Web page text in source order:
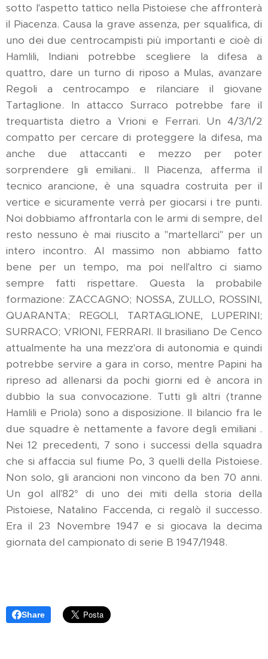
sotto l'aspetto tattico nella Pistoiese che affronterà
il Piacenza. Causa la grave assenza, per squalifica, di
uno dei due centrocampisti più importanti e cioè di
Hamlili, Indiani potrebbe scegliere la difesa a
quattro, dare un turno di riposo a Mulas, avanzare
Regoli a centrocampo e rilanciare il giovane
Tartaglione. In attacco Surraco potrebbe fare il
trequartista dietro a Vrioni e Ferrari. Un 4/3/1/2
compatto per cercare di proteggere la difesa, ma
anche due attaccanti e mezzo per poter
sorprendere gli emiliani.. Il Piacenza, afferma il
tecnico arancione, è una squadra costruita per il
vertice e sicuramente verrà per giocarsi i tre punti.
Noi dobbiamo affrontarla con le armi di sempre, del
resto nessuno è mai riuscito a "martellarci" per un
intero incontro. Al massimo non abbiamo fatto
bene per un tempo, ma poi nell'altro ci siamo
sempre fatti rispettare. Questa la probabile
formazione: ZACCAGNO; NOSSA, ZULLO, ROSSINI,
QUARANTA; REGOLI, TARTAGLIONE, LUPERINI;
SURRACO; VRIONI, FERRARI. Il brasiliano De Cenco
attualmente ha una mezz'ora di autonomia e quindi
potrebbe servire a gara in corso, mentre Papini ha
ripreso ad allenarsi da pochi giorni ed è ancora in
dubbio la sua convocazione. Tutti gli altri (tranne
Hamlili e Priola) sono a disposizione. Il bilancio fra le
due squadre è nettamente a favore degli emiliani .
Nei 12 precedenti, 7 sono i successi della squadra
che si affaccia sul fiume Po, 3 quelli della Pistoiese.
Non solo, gli arancioni non vincono da ben 70 anni.
Un gol all'82° di uno dei miti della storia della
Pistoiese, Natalino Faccenda, ci regalò il successo.
Era il 23 Novembre 1947 e si giocava la decima
giornata del campionato di serie B 1947/1948.
Share